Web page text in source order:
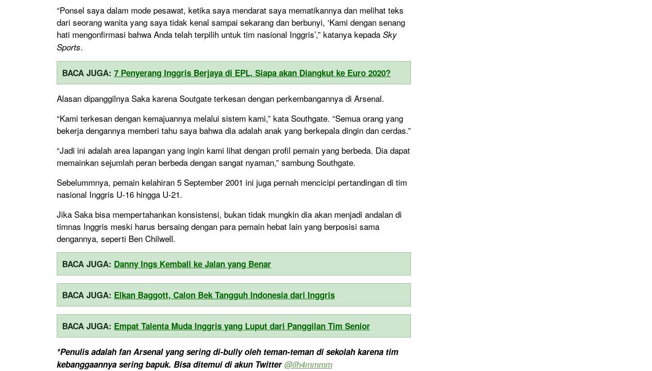
“Ponsel saya dalam mode pesawat, ketika saya mendarat saya mematikannya dan melihat teks
dari seorang wanita yang saya tidak kenal sampai sekarang dan berbunyi, ‘Kami dengan senang
hati mengonfirmasi bahwa Anda telah terpilih untuk tim nasional Inggris’,” katanya kepada Sky
Sports.
BACA JUGA: 7 Penyerang Inggris Berjaya di EPL, Siapa akan Diangkut ke Euro 2020?
Alasan dipanggilnya Saka karena Soutgate terkesan dengan perkembangannya di Arsenal.
“Kami terkesan dengan kemajuannya melalui sistem kami,” kata Southgate. “Semua orang yang
bekerja dengannya memberi tahu saya bahwa dia adalah anak yang berkepala dingin dan cerdas.”
“Jadi ini adalah area lapangan yang ingin kami lihat dengan profil pemain yang berbeda. Dia dapat
memainkan sejumlah peran berbeda dengan sangat nyaman,” sambung Southgate.
Sebelummnya, pemain kelahiran 5 September 2001 ini juga pernah mencicipi pertandingan di tim
nasional Inggris U-16 hingga U-21.
Jika Saka bisa mempertahankan konsistensi, bukan tidak mungkin dia akan menjadi andalan di
timnas Inggris meski harus bersaing dengan para pemain hebat lain yang berposisi sama
dengannya, seperti Ben Chilwell.
BACA JUGA: Danny Ings Kembali ke Jalan yang Benar
BACA JUGA: Elkan Baggott, Calon Bek Tangguh Indonesia dari Inggris
BACA JUGA: Empat Talenta Muda Inggris yang Luput dari Panggilan Tim Senior
*Penulis adalah fan Arsenal yang sering di-bully oleh teman-teman di sekolah karena tim
kebanggaannya sering bapuk. Bisa ditemui di akun Twitter@ilh4mmmm